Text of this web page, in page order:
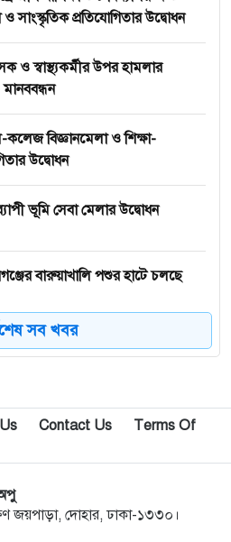
সাংস্কৃতিক প্রতিযোগিতার উদ্বোধন
ও স্বাস্থ্যকর্মীর উপর হামলার
মানববন্ধন
কলেজ বিজ্ঞানমেলা ও শিক্ষা-
উদ্বোধন
ভূমি সেবা মেলার উদ্বোধন
বারুয়াখালি পশুর হাটে চলছে
অভিযানে এমপি
পিএলসির নবাবগঞ্জ অঞ্চলে বার্ষিক
বেরোবি’র সাবেক ভিসি হাসিবুর
সব খবর
Contact Us
Terms Of
জয়পাড়া, দোহার, ঢাকা-১৩৩০।